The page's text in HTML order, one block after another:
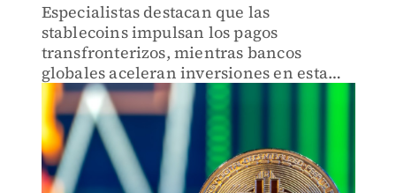
Especialistas destacan que las
stablecoins impulsan los pagos
transfronterizos, mientras bancos
globales aceleran inversiones en esta
tecnología.